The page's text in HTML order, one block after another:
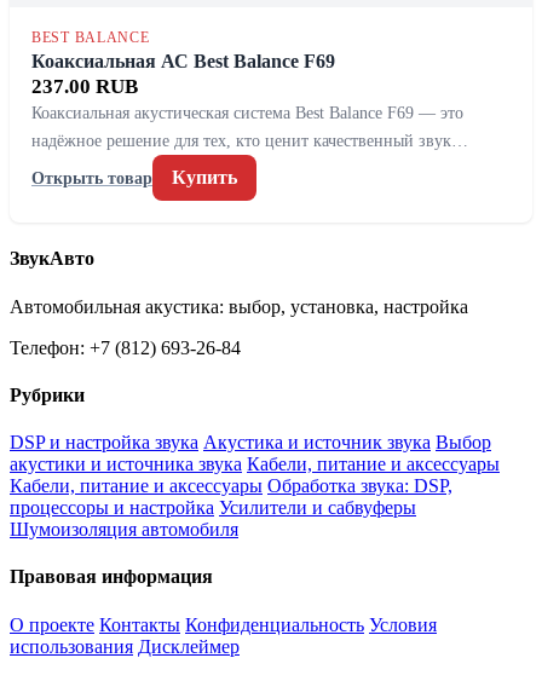
BEST BALANCE
Коаксиальная АС Best Balance F69
237.00 RUB
Коаксиальная акустическая система Best Balance F69 — это
надёжное решение для тех, кто ценит качественный звук…
Открыть товар
Купить
ЗвукАвто
Автомобильная акустика: выбор, установка, настройка
Телефон: +7 (812) 693-26-84
Рубрики
DSP и настройка звука Акустика и источник звука Выбор
акустики и источника звука Кабели, питание и аксессуары
Кабели, питание и аксессуары Обработка звука: DSP,
процессоры и настройка Усилители и сабвуферы
Шумоизоляция автомобиля
Правовая информация
О проекте Контакты Конфиденциальность Условия
использования Дисклеймер